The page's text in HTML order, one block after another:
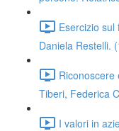
Esercizio
Daniela Restelli.
Riconoscere
Tiberi, Federica
I valori in